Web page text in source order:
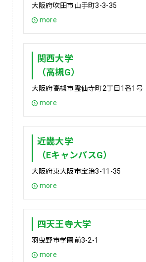
大阪府吹田市山手町3-3-35
more
関西大学
（高槻G）
大阪府高槻市霊仙寺町2丁目1番1号
more
近畿大学
（EキャンパスG）
大阪府東大阪市宝治3-11-35
more
四天王寺大学
羽曳野市学園前3-2-1
more